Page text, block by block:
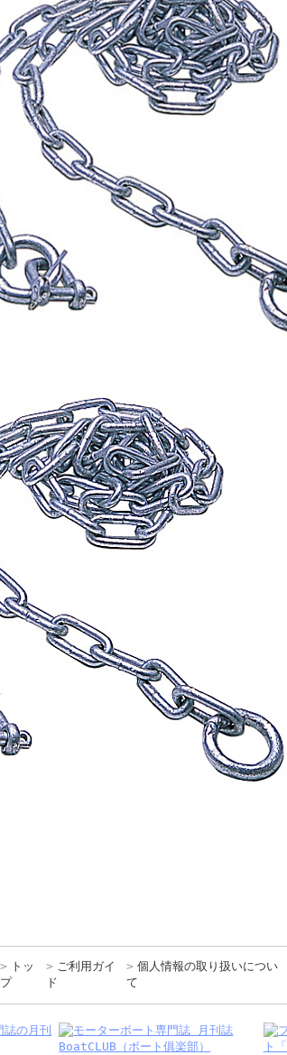
トッ
プ
ご利用ガイ
ド
個人情報の取り扱いについ
て